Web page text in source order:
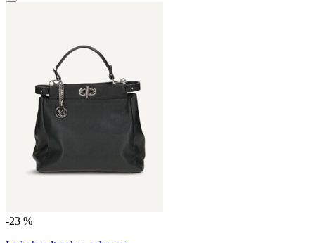
-23 %